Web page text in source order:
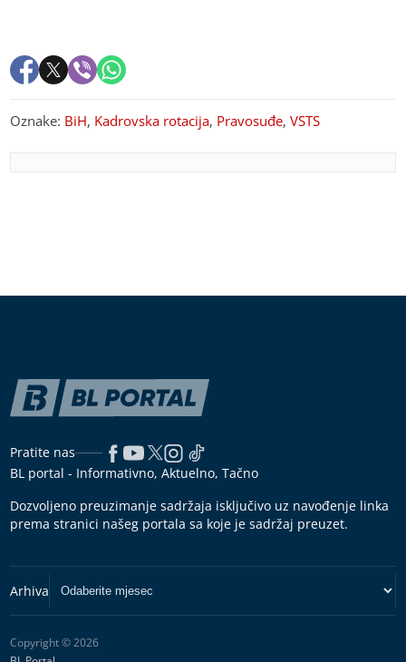
Oznake: BiH, Kadrovska rotacija, Pravosuđe,VSTS
Pratite nas
BL portal - Informativno, Aktuelno, Tačno
Dozvoljeno preuzimanje sadržaja isključivo uz navođenje linka
prema stranici našeg portala sa koje je sadržaj preuzet.
Copyright © 2026